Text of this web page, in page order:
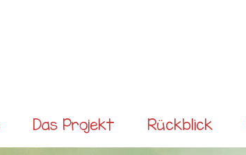
Das Projekt Rückblick